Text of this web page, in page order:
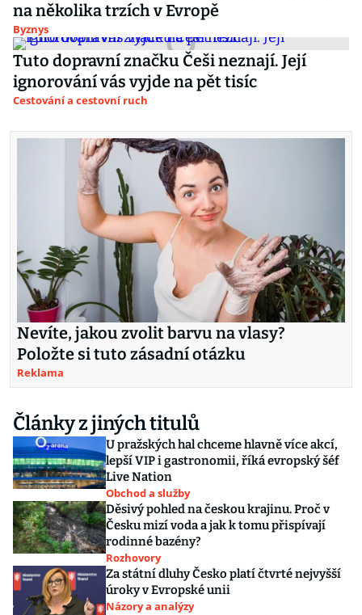
na několika trzích v Evropě
Byznys
Tuto dopravní značku Češi neznají. Její
ignorování vás vyjde na pět tisíc
Cestování a cestovní ruch
Nevíte, jakou zvolit barvu na vlasy?
Položte si tuto zásadní otázku
Reklama
Články z jiných titulů
U pražských hal chceme hlavně více akcí,
lepší VIP i gastronomii, říká evropský šéf
Live Nation
Obchod a služby
Děsivý pohled na českou krajinu. Proč v
Česku mizí voda a jak k tomu přispívají
rodinné bazény?
Rozhovory
Za státní dluhy Česko platí čtvrté nejvyšší
úroky v Evropské unii
Názory a analýzy